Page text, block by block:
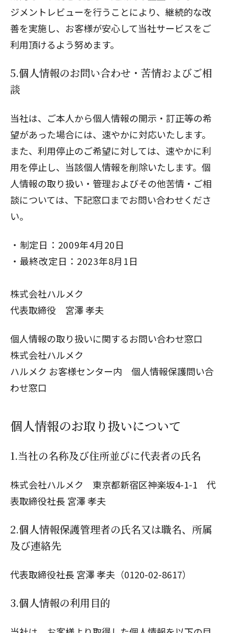
ジメントレビューを行うことにより、継続的な改
善を実施し、お客様が安心して当社サービスをご
利用頂けるよう努めます。
5.個人情報のお問い合わせ・苦情およびご相
談
当社は、ご本人から個人情報の開示・訂正等の希
望があった場合には、速やかに対応いたします。
また、利用停止のご希望に対しては、速やかに利
用を停止し、当該個人情報を削除いたします。個
人情報の取り扱い・管理およびその他苦情・ご相
談については、下記窓口までお問い合わせくださ
い。
制定日：2009年4月20日
最終改定日：2023年8月1日
株式会社ハルメク
代表取締役 宮澤 孝夫
個人情報の取り扱いに関するお問い合わせ窓口
株式会社ハルメク
ハルメク お客様センター内 個人情報保護問い合
わせ窓口
個人情報のお取り扱いについて
1.当社の名称及び住所並びに代表者の氏名
株式会社ハルメク 東京都新宿区神楽坂4-1-1 代
表取締役社長 宮澤 孝夫
2.個人情報保護管理者の氏名又は職名、所属
及び連絡先
代表取締役社長 宮澤 孝夫（0120-02-8617）
3.個人情報の利用目的